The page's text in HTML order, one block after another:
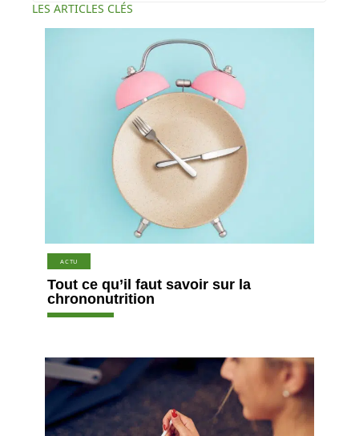
LES ARTICLES CLÉS
ACTU
Tout ce qu’il faut savoir sur la
chrononutrition